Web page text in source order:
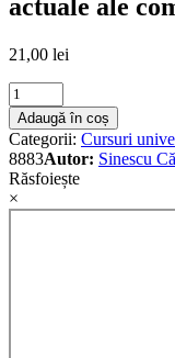
actuale ale
21,00 lei
Societate
mass-
media
politica,
Repere
actuale
ale
Adaugă în coș
Categorii: Cursuri
8883Autor: Sinescu
Răsfoiește
×